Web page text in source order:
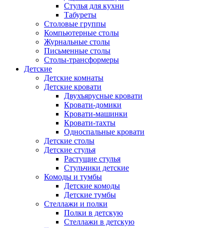
Стулья для кухни
Табуреты
Столовые группы
Компьютерные столы
Журнальные столы
Письменные столы
Столы-трансформеры
Детские
Детские комнаты
Детские кровати
Двухъярусные кровати
Кровати-домики
Кровати-машинки
Кровати-тахты
Односпальные кровати
Детские столы
Детские стулья
Растущие стулья
Стульчики детские
Комоды и тумбы
Детские комоды
Детские тумбы
Стеллажи и полки
Полки в детскую
Стеллажи в детскую